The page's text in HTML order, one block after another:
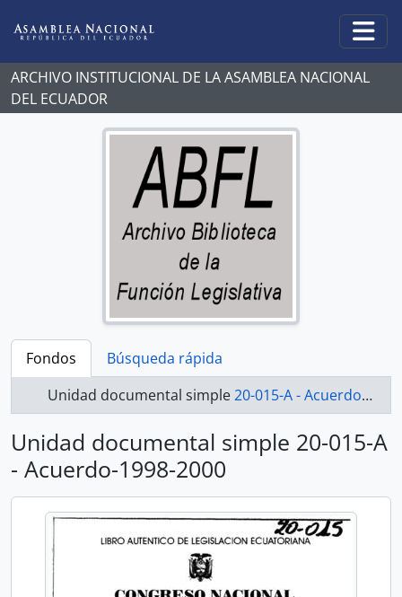
ARCHIVO INSTITUCIONAL DE LA ASAMBLEA NACIONAL
DEL ECUADOR
Fondos
Búsqueda rápida
Unidad documental simple20-015-A - Acuerdo-1998-2000
Unidad documental simple 20-015-A
- Acuerdo-1998-2000